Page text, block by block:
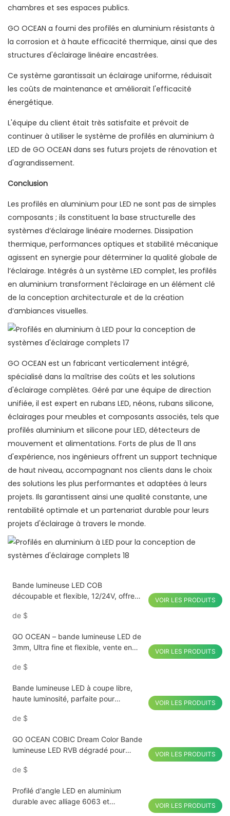
chambres et ses espaces publics.
GO OCEAN a fourni des profilés en aluminium résistants à
la corrosion et à haute efficacité thermique, ainsi que des
structures d'éclairage linéaire encastrées.
Ce système garantissait un éclairage uniforme, réduisait
les coûts de maintenance et améliorait l'efficacité
énergétique.
L'équipe du client était très satisfaite et prévoit de
continuer à utiliser le système de profilés en aluminium à
LED de GO OCEAN dans ses futurs projets de rénovation et
d'agrandissement.
Conclusion
Les profilés en aluminium pour LED ne sont pas de simples
composants ; ils constituent la base structurelle des
systèmes d’éclairage linéaire modernes. Dissipation
thermique, performances optiques et stabilité mécanique
agissent en synergie pour déterminer la qualité globale de
l’éclairage. Intégrés à un système LED complet, les profilés
en aluminium transforment l’éclairage en un élément clé
de la conception architecturale et de la création
d’ambiances visuelles.
GO OCEAN est un fabricant verticalement intégré,
spécialisé dans la maîtrise des coûts et les solutions
d'éclairage complètes. Géré par une équipe de direction
unifiée, il est expert en rubans LED, néons, rubans silicone,
éclairages pour meubles et composants associés, tels que
profilés aluminium et silicone pour LED, détecteurs de
mouvement et alimentations. Forts de plus de 11 ans
d'expérience, nos ingénieurs offrent un support technique
de haut niveau, accompagnant nos clients dans le choix
des solutions les plus performantes et adaptées à leurs
projets. Ils garantissent ainsi une qualité constante, une
rentabilité optimale et un partenariat durable pour leurs
projets d'éclairage à travers le monde.
Bande lumineuse LED COB
découpable et flexible, 12/24V, offre
Commercial
de $
VOIR LES PRODUITS
GO OCEAN – bande lumineuse LED de
3mm, Ultra fine et flexible, vente en
de $
VOIR LES PRODUITS
Bande lumineuse LED à coupe libre,
haute luminosité, parfaite pour
économe en énergie
de $
VOIR LES PRODUITS
GO OCEAN COBIC Dream Color Bande
lumineuse LED RVB dégradé pour
économe en énergie
de $
VOIR LES PRODUITS
Profilé d'angle LED en aluminium
durable avec alliage 6063 et
VOIR LES PRODUITS